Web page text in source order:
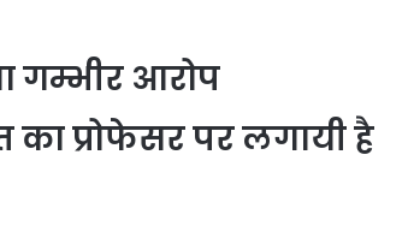
गम्भीर आरोप
का प्रोफेसर पर लगायी है